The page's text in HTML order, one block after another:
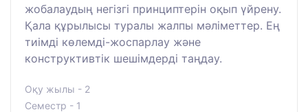
жобалаудың негізгі принциптерін оқып үйрену.
Қала құрылысы туралы жалпы мәліметтер. Ең
тиімді көлемді-жоспарлау және
конструктивтік шешімдерді таңдау.
Оқу жылы - 2
Семестр - 1